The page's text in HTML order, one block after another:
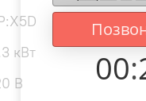
кВт
В
00: